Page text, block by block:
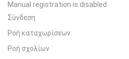
Manual registration is disabled
Σύνδεση
Ροή καταχωρίσεων
Ροή σχολίων